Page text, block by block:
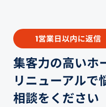
1営業日以内に返信
集客力の高いホ
リニューアルで
相談をください